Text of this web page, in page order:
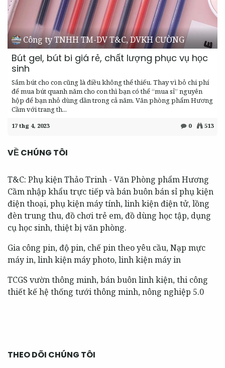
Công ty TNHH TM-DV T&C, DVKH CƯỜNG
Bút gel, bút bi giá rẻ, chất lượng phục vụ học
sinh
Sắm bút cho con cũng là điều không thể thiếu. Thay vì bỏ chi phí
để mua bút quanh năm cho con thì bạn có thể “mua sỉ” nguyên
hộp để bạn nhỏ dùng dần trong cả năm. Văn phòng phẩm Hương
Cầm với trang th...
17 thg 4, 2023 0 513
VỀ CHÚNG TÔI
T&C: Phụ kiện Thảo Trinh - Văn Phòng phẩm Hương
Cầm nhập khẩu trực tiếp và bán buôn bán sỉ phụ kiện
điện thoại, phụ kiện máy tính, linh kiện điện tử, lồng
đèn trung thu, đồ chơi trẻ em, đồ dùng học tập, dụng
cụ học sinh, thiệt bị văn phòng.
Gia công pin, độ pin, chế pin theo yêu cầu, Nạp mực
máy in, linh kiện máy photo, linh kiện máy in
TCGS vườn thông minh, bán buôn linh kiện, thi công
thiết kế hệ thống tưới thông minh, nông nghiệp 5.0
THEO DÕI CHÚNG TÔI